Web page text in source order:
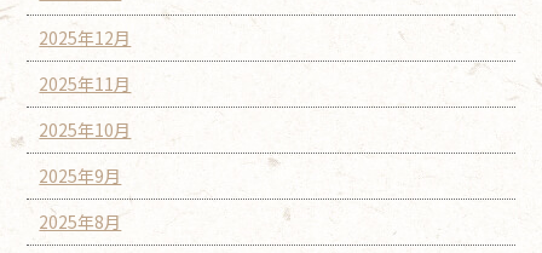
2025年12月
2025年11月
2025年10月
2025年9月
2025年8月